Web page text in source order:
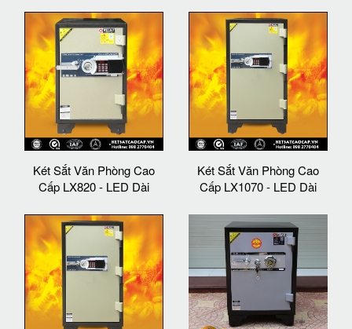
Két Sắt Văn Phòng Cao
Cấp LX820 - LED Dài
Két Sắt Văn Phòng Cao
Cấp LX1070 - LED Dài